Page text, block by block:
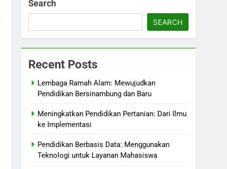
Search
SEARCH
Recent Posts
Lembaga Ramah Alam: Mewujudkan
Pendidikan Bersinambung dan Baru
Meningkatkan Pendidikan Pertanian: Dari Ilmu
ke Implementasi
Pendidikan Berbasis Data: Menggunakan
Teknologi untuk Layanan Mahasiswa